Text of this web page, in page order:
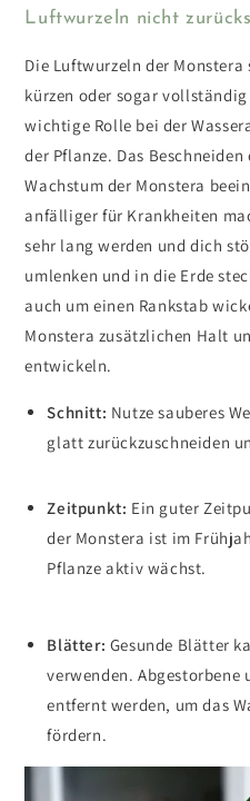
Luftwurzeln nicht
Die Luftwurzeln der
kürzen oder sogar
wichtige Rolle bei der
der Pflanze. Das
Wachstum der Monstera
anfälliger für Krankheiten
sehr lang werden und dich
umlenken und in die Erde
auch um einen Rankstab
Monstera zusätzlichen Halt
entwickeln.
Schnitt: Nutze sauberes
glatt zurückzuschneiden
Zeitpunkt: Ein guter
der Monstera ist im
Pflanze aktiv wächst.
Blätter: Gesunde Blätter
verwenden.
entfernt werden, um das
fördern.